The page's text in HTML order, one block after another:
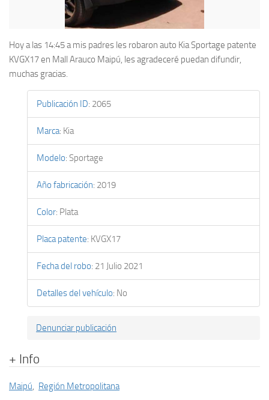
Hoy a las 14:45 a mis padres les robaron auto Kia Sportage patente
KVGX17 en Mall Arauco Maipú, les agradeceré puedan difundir,
muchas gracias.
Publicación ID: 2065
Marca: Kia
Modelo: Sportage
Año fabricación: 2019
Color: Plata
Placa patente: KVGX17
Fecha del robo: 21 Julio 2021
Detalles del vehículo: No
Denunciar publicación
+ Info
Maipú, Región Metropolitana